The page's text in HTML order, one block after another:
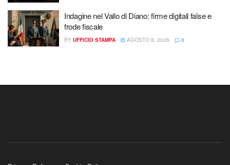
Indagine nel Vallo di Diano: firme digitali false e
frode fiscale
BY UFFICIO STAMPA AGOSTO 8, 2026 0